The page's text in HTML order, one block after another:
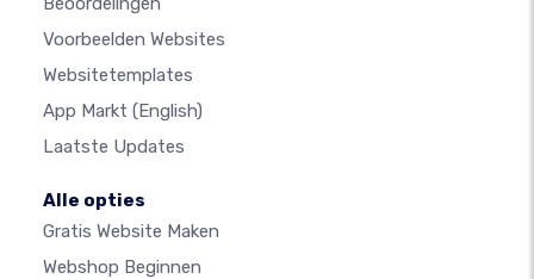
Voorbeelden Websites
Websitetemplates
App Markt (English)
Laatste Updates
Alle opties
Gratis Website Maken
Webshop Beginnen